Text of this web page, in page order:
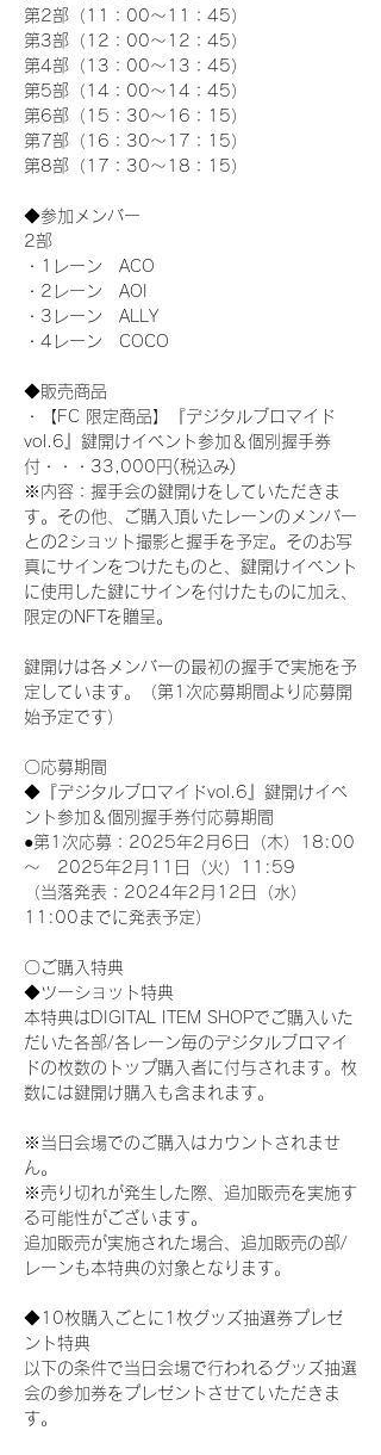
第2部（11：00～11：45）
第3部（12：00～12：45）
第4部（13：00～13：45）
第5部（14：00～14：45）
第6部（15：30～16：15）
第7部（16：30～17：15）
第8部（17：30～18：15）
◆参加メンバー
2部
・1レーン　ACO
・2レーン　AOI
・3レーン　ALLY
・4レーン　COCO
◆販売商品
・【FC 限定商品】『デジタルブロマイド
vol.6』鍵開けイベント参加＆個別握手券
付・・・33,000円(税込み)
※内容：握手会の鍵開けをしていただきま
す。その他、ご購入頂いたレーンのメンバー
との2ショット撮影と握手を予定。そのお写
真にサインをつけたものと、鍵開けイベント
に使用した鍵にサインを付けたものに加え、
限定のNFTを贈呈。
鍵開けは各メンバーの最初の握手で実施を予
定しています。（第1次応募期間より応募開
始予定です）
〇応募期間
◆『デジタルブロマイドvol.6』鍵開けイベ
ント参加＆個別握手券付応募期間
●第1次応募：2025年2月6日（木）18:00
～　2025年2月11日（火）11:59
（当落発表：2024年2月12日（水）
11:00までに発表予定）
〇ご購入特典
◆ツーショット特典
本特典はDIGITAL ITEM SHOPでご購入いた
だいた各部/各レーン毎のデジタルブロマイ
ドの枚数のトップ購入者に付与されます。枚
数には鍵開け購入も含まれます。
※当日会場でのご購入はカウントされませ
ん。
※売り切れが発生した際、追加販売を実施す
る可能性がございます。
追加販売が実施された場合、追加販売の部/
レーンも本特典の対象となります。
◆10枚購入ごとに1枚グッズ抽選券プレゼ
ント特典
以下の条件で当日会場で行われるグッズ抽選
会の参加券をプレゼントさせていただきま
す。